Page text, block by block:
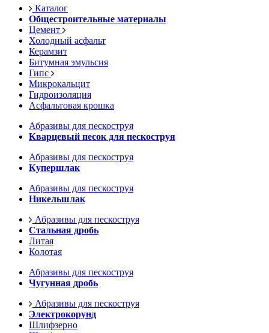
Каталог
Общестроительные материалы
Цемент
Холодный асфальт
Керамзит
Битумная эмульсия
Гипс
Микрокальцит
Гидроизоляция
Асфальтовая крошка
Абразивы для пескоструя
Кварцевый песок для пескоструя
Абразивы для пескоструя
Купершлак
Абразивы для пескоструя
Никельшлак
Абразивы для пескоструя
Стальная дробь
Литая
Колотая
Абразивы для пескоструя
Чугунная дробь
Абразивы для пескоструя
Электрокорунд
Шлифзерно